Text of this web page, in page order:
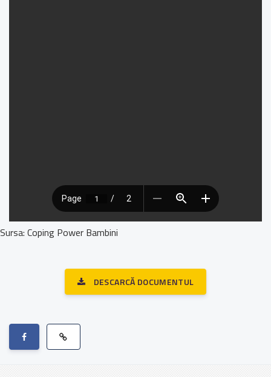
Sursa: Coping Power Bambini
DESCARCĂ DOCUMENTUL